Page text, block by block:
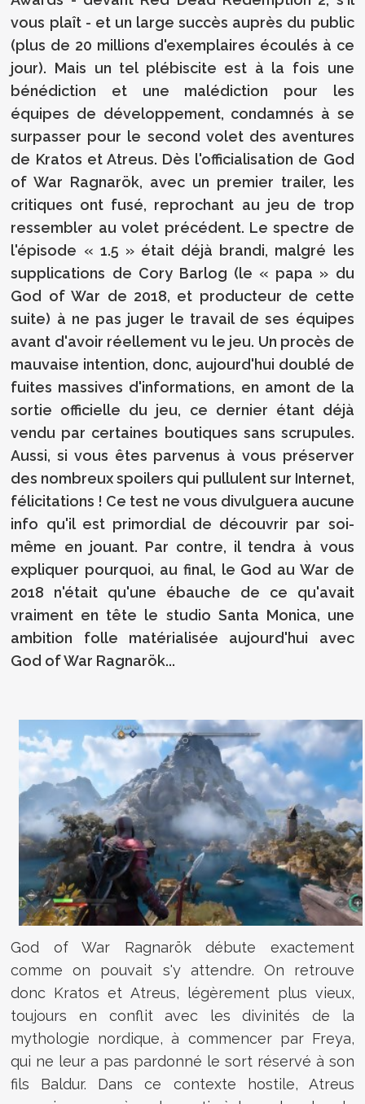
vous plaît - et un large succès auprès du public
(plus de 20 millions d'exemplaires écoulés à ce
jour). Mais un tel plébiscite est à la fois une
bénédiction et une malédiction pour les
équipes de développement, condamnés à se
surpasser pour le second volet des aventures
de Kratos et Atreus. Dès l'officialisation de God
of War Ragnarök, avec un premier trailer, les
critiques ont fusé, reprochant au jeu de trop
ressembler au volet précédent. Le spectre de
l'épisode « 1.5 » était déjà brandi, malgré les
supplications de Cory Barlog (le « papa » du
God of War de 2018, et producteur de cette
suite) à ne pas juger le travail de ses équipes
avant d'avoir réellement vu le jeu. Un procès de
mauvaise intention, donc, aujourd'hui doublé de
fuites massives d'informations, en amont de la
sortie officielle du jeu, ce dernier étant déjà
vendu par certaines boutiques sans scrupules.
Aussi, si vous êtes parvenus à vous préserver
des nombreux spoilers qui pullulent sur Internet,
félicitations ! Ce test ne vous divulguera aucune
info qu'il est primordial de découvrir par soi-
même en jouant. Par contre, il tendra à vous
expliquer pourquoi, au final, le God au War de
2018 n'était qu'une ébauche de ce qu'avait
vraiment en tête le studio Santa Monica, une
ambition folle matérialisée aujourd'hui avec
God of War Ragnarök...
God of War Ragnarök débute exactement
comme on pouvait s'y attendre. On retrouve
donc Kratos et Atreus, légèrement plus vieux,
toujours en conflit avec les divinités de la
mythologie nordique, à commencer par Freya,
qui ne leur a pas pardonné le sort réservé à son
fils Baldur. Dans ce contexte hostile, Atreus